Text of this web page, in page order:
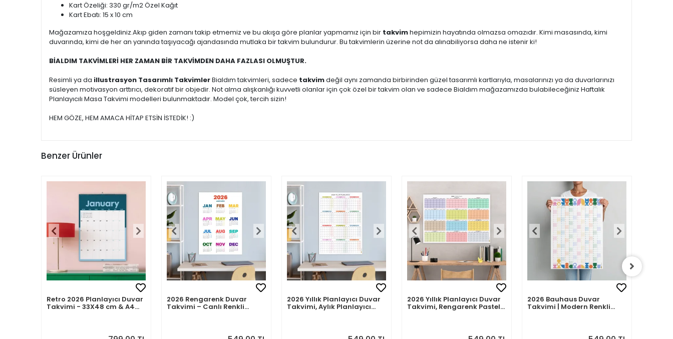
Kart Özeliği: 330 gr/m2 Özel Kağıt
Kart Ebatı: 15 x 10 cm
Mağazamıza hoşgeldiniz.Akıp giden zamanı takip etmemiz ve bu akışa göre planlar yapmamız için bir takvimhepimizin hayatında olmazsa omazıdır. Kimi masasında, kimi
duvarında, kimi de her an yanında taşıyacağı ajandasında mutlaka bir takvim bulundurur. Bu takvimlerin üzerine not da alınabiliyorsa daha ne istenir ki!
BİALDIM TAKVİMLERİ HER ZAMAN BİR TAKVİMDEN DAHA FAZLASI OLMUŞTUR.
Resimli ya da illustrasyon Tasarımlı TakvimlerBialdım takvimleri, sadece takvimdeğil aynı zamanda birbirinden güzel tasarımlı kartlarıyla, masalarınızı ya da duvarlarınızı
süsleyen motivasyon arttırıcı, dekoratif bir objedir. Not alma alışkanlığı kuvvetli olanlar için çok özel bir takvim olan ve sadece Bialdım mağazamızda bulabileceğiniz Haftalık
Planlayıcılı Masa Takvimi modelleri bulunmaktadır. Model çok, tercih sizin!
HEM GÖZE, HEM AMACA HİTAP ETSİN İSTEDİK! :)
Benzer Ürünler
Retro 2026 Planlayıcı Duvar
Takvimi - 33X48 cm & A4
2026 Rengarenk Duvar
Takvimi – Canlı Renkli
2026 Yıllık Planlayıcı Duvar
Takvimi, Aylık Planlayıcı
2026 Yıllık Planlayıcı Duvar
Takvimi, Rengarenk Pastel
2026 Bauhaus Duvar
Takvimi | Modern Renkli